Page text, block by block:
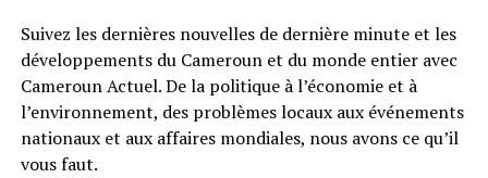
Suivez les dernières nouvelles de dernière minute et les
développements du Cameroun et du monde entier avec
Cameroun Actuel. De la politique à l’économie et à
l’environnement, des problèmes locaux aux événements
nationaux et aux affaires mondiales, nous avons ce qu’il
vous faut.